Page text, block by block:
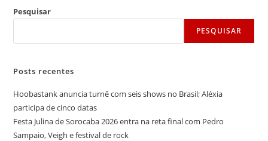
Em
Pesquisar
PESQUISAR
Posts recentes
Hoobastank anuncia turnê com seis shows no Brasil; Aléxia
participa de cinco datas
Festa Julina de Sorocaba 2026 entra na reta final com Pedro
Sampaio, Veigh e festival de rock